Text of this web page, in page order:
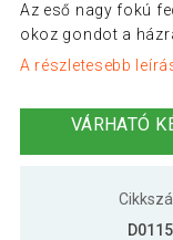
Az eső nagy fokú
okoz gondot a
A részletesebb
VÁRHATÓ